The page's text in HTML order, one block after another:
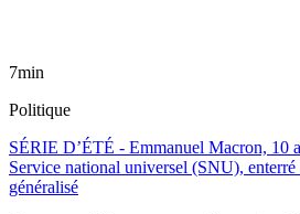
7min
Politique
SÉRIE D’ÉTÉ - Emmanuel Macron, 10
Service national universel (SNU), enterré
généralisé